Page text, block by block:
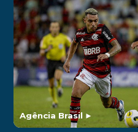
Agência Brasil►